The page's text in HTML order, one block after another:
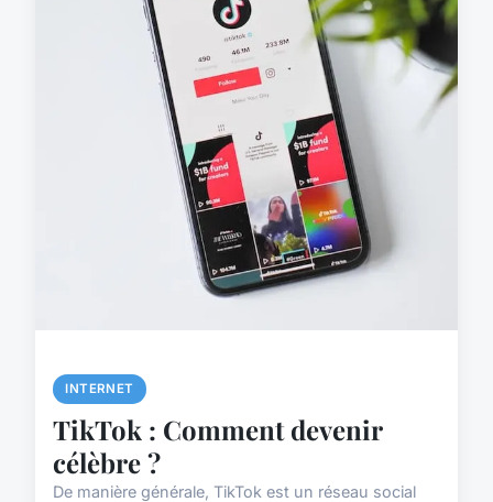
INTERNET
TikTok : Comment devenir
célèbre ?
De manière générale, TikTok est un réseau social